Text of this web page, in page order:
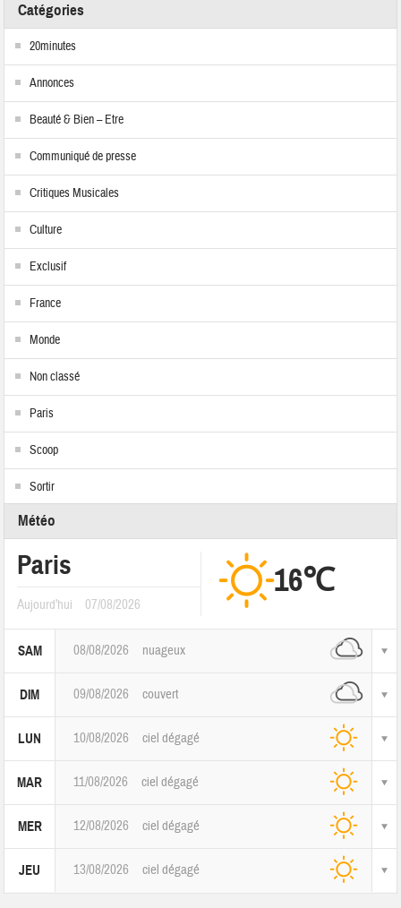
Catégories
20minutes
Annonces
Beauté & Bien – Etre
Communiqué de presse
Critiques Musicales
Culture
Exclusif
France
Monde
Non classé
Paris
Scoop
Sortir
Météo
Paris
Aujourd'hui 07/08/2026
16℃
SAM 08/08/2026 nuageux
DIM 09/08/2026 couvert
LUN 10/08/2026 ciel dégagé
MAR 11/08/2026 ciel dégagé
MER 12/08/2026 ciel dégagé
JEU 13/08/2026 ciel dégagé